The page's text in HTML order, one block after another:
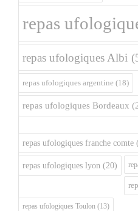
repas
repas ufologiques Albi
repas ufologiques argentine (18)
repas ufologiques Bordeaux
repas ufologiques franche comte
repas ufologiques lyon (20)
repas ufologiques Toulon (13)